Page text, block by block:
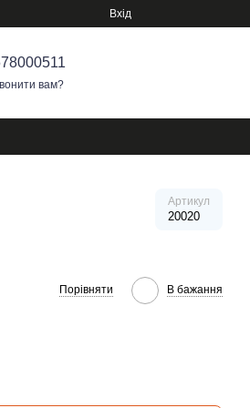
Вхід
вам?
Артикул
20020
Порівняти В бажання